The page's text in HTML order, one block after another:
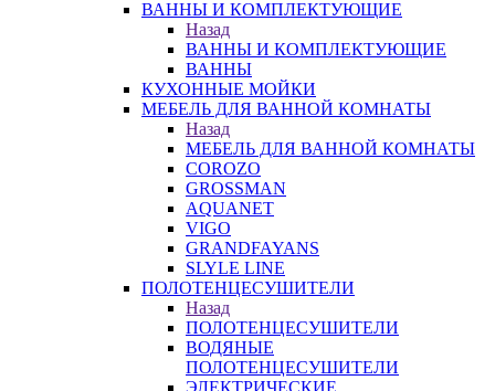
ВАННЫ И КОМПЛЕКТУЮЩИЕ
Назад
ВАННЫ И КОМПЛЕКТУЮЩИЕ
ВАННЫ
КУХОННЫЕ МОЙКИ
МЕБЕЛЬ ДЛЯ ВАННОЙ КОМНАТЫ
Назад
МЕБЕЛЬ ДЛЯ ВАННОЙ КОМНАТЫ
COROZO
GROSSMAN
AQUANET
VIGO
GRANDFAYANS
SLYLE LINE
ПОЛОТЕНЦЕСУШИТЕЛИ
Назад
ПОЛОТЕНЦЕСУШИТЕЛИ
ВОДЯНЫЕ
ПОЛОТЕНЦЕСУШИТЕЛИ
ЭЛЕКТРИЧЕСКИЕ